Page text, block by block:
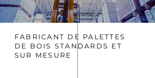
FABRICANT DE PALETTES
DE BOIS STANDARDS ET
SUR MESURE